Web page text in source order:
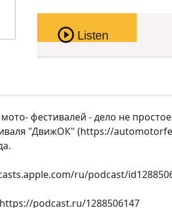
Pause
Listen
фестивалей - дело не
"ДвижОК" (https://
ru/podcast/
podcast.ru/1288506147